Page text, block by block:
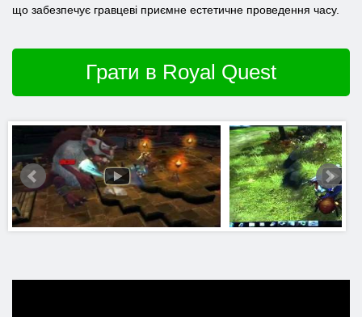
що забезпечує гравцеві приємне естетичне проведення часу.
Грати в Royal Quest